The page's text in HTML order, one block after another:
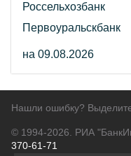
Россельхозбанк
Первоуральскбанк
на 09.08.2026
Нашли ошибку?
© 1994-2026. РИА
370-61-71